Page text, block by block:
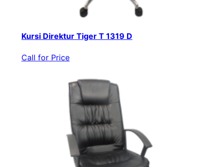
Kursi Direktur Tiger T 1319 D
Call for Price